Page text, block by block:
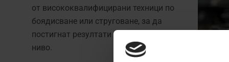
от висококвалифицирани техници по
боядисване или струговане, за да
постигнат резултати на заводско
ниво.